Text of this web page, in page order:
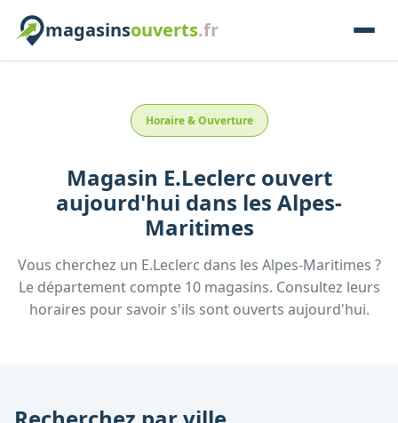
magasinsouverts.fr
Horaire & Ouverture
Magasin E.Leclercouvert
aujourd'hui dans les Alpes-
Maritimes
Vous cherchez un E.Leclerc dans les Alpes-Maritimes ?
Le département compte 10magasins. Consultez leurs
horaires pour savoir s'ils sont ouverts aujourd'hui.